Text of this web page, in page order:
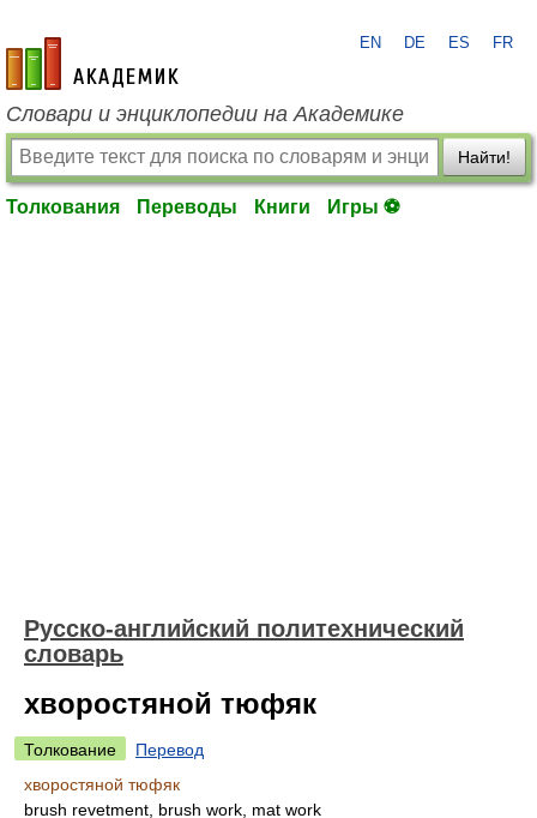
academic.ru
EN DE ES FR
Словари и энциклопедии на Академике
Найти!
Толкования Переводы Книги Игры ⚽
Русско-английский политехнический
словарь
хворостяной тюфяк
Толкование
Перевод
хворостяной тюфяк
brush revetment, brush work, mat work